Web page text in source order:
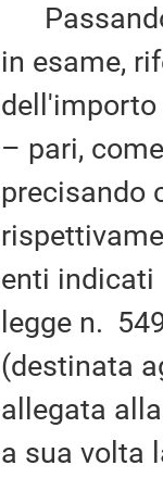
in esame,
dell'importo
– pari,
precisando
enti indicati
legge n.
(destinata
allegata
a sua volta